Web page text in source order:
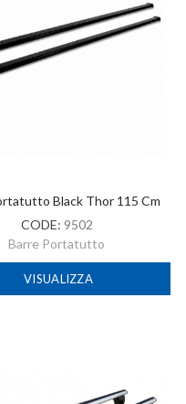
Black Thor 115 Cm
CODE: 9502
Barre Portatutto
VISUALIZZA